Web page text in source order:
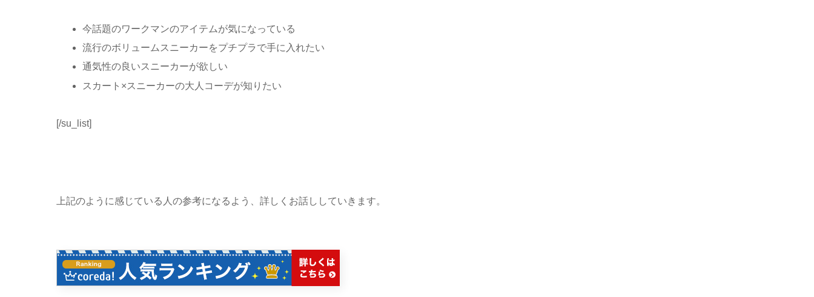
今話題のワークマンのアイテムが気になっている
流行のボリュームスニーカーをプチプラで手に入れたい
通気性の良いスニーカーが欲しい
スカート×スニーカーの大人コーデが知りたい
[/su_list]
上記のように感じている人の参考になるよう、詳しくお話ししていきます。